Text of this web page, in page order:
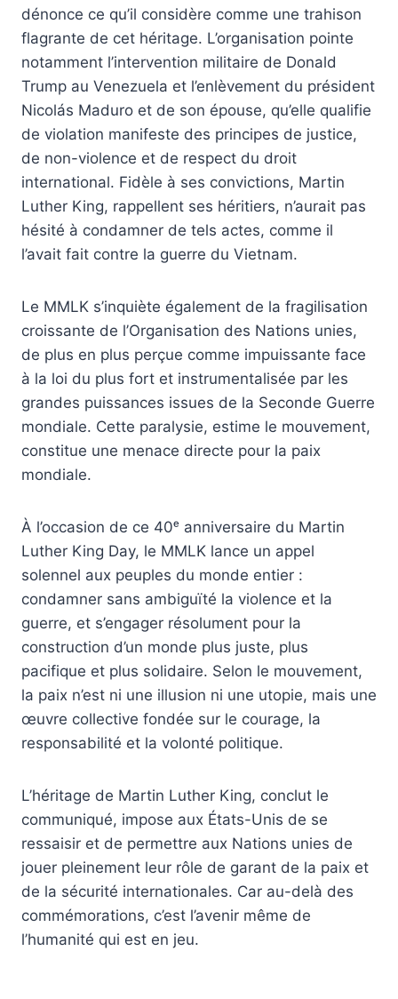
dénonce ce qu’il considère comme une trahison
flagrante de cet héritage. L’organisation pointe
notamment l’intervention militaire de Donald
Trump au Venezuela et l’enlèvement du président
Nicolás Maduro et de son épouse, qu’elle qualifie
de violation manifeste des principes de justice,
de non-violence et de respect du droit
international. Fidèle à ses convictions, Martin
Luther King, rappellent ses héritiers, n’aurait pas
hésité à condamner de tels actes, comme il
l’avait fait contre la guerre du Vietnam.
Le MMLK s’inquiète également de la fragilisation
croissante de l’Organisation des Nations unies,
de plus en plus perçue comme impuissante face
à la loi du plus fort et instrumentalisée par les
grandes puissances issues de la Seconde Guerre
mondiale. Cette paralysie, estime le mouvement,
constitue une menace directe pour la paix
mondiale.
À l’occasion de ce 40ᵉ anniversaire du Martin
Luther King Day, le MMLK lance un appel
solennel aux peuples du monde entier :
condamner sans ambiguïté la violence et la
guerre, et s’engager résolument pour la
construction d’un monde plus juste, plus
pacifique et plus solidaire. Selon le mouvement,
la paix n’est ni une illusion ni une utopie, mais une
œuvre collective fondée sur le courage, la
responsabilité et la volonté politique.
L’héritage de Martin Luther King, conclut le
communiqué, impose aux États-Unis de se
ressaisir et de permettre aux Nations unies de
jouer pleinement leur rôle de garant de la paix et
de la sécurité internationales. Car au-delà des
commémorations, c’est l’avenir même de
l’humanité qui est en jeu.